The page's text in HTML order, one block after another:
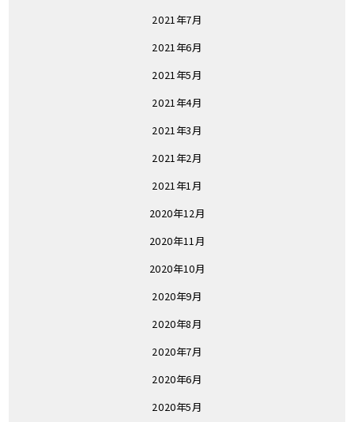
2021年7月
2021年6月
2021年5月
2021年4月
2021年3月
2021年2月
2021年1月
2020年12月
2020年11月
2020年10月
2020年9月
2020年8月
2020年7月
2020年6月
2020年5月